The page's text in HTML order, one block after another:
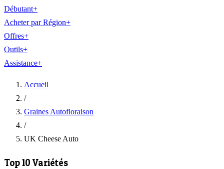
Débutant+
Acheter par Région+
Offres+
Outils+
Assistance+
Accueil
/
Graines Autofloraison
/
UK Cheese Auto
Top 10 Variétés